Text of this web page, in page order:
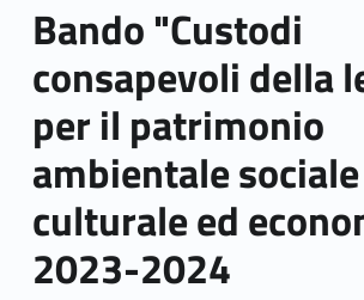
Bando "Custodi
consapevoli della
per il patrimonio
ambientale sociale
culturale ed
2023-2024